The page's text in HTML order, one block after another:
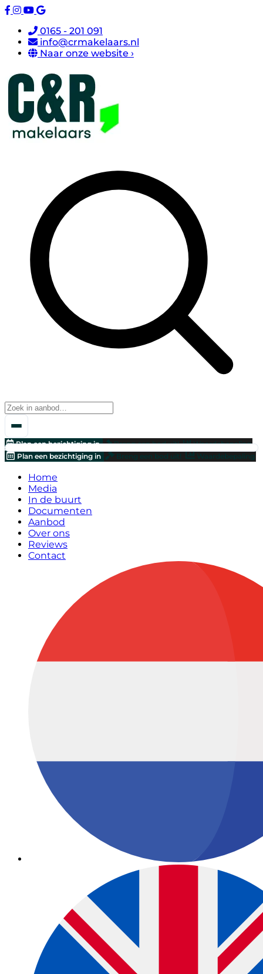
0165 - 201 091
info@crmakelaars.nl
Naar onze website ›
Plan een bezichtiging in Breng een bod uit!
Waardebepaling
Plan een bezichtiging in
Breng een bod uit! Waardebepaling
Home
Media
In de buurt
Documenten
Aanbod
Over ons
Reviews
Contact